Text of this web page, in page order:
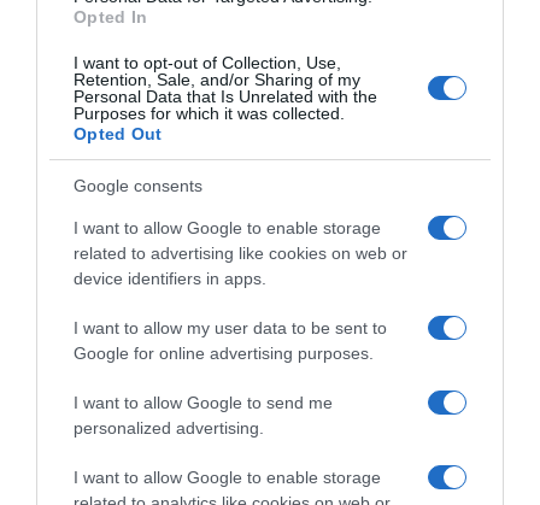
Opted In
I want to opt-out of Collection, Use,
Retention, Sale, and/or Sharing of my
Personal Data that Is Unrelated with the
Purposes for which it was collected.
Opted Out
Google consents
I want to allow Google to enable storage
related to advertising like cookies on web or
device identifiers in apps.
I want to allow my user data to be sent to
Google for online advertising purposes.
I want to allow Google to send me
personalized advertising.
I want to allow Google to enable storage
Volite dobar izazov, naročito kada djeluje kao onaj koji će vam
donijeti nešto zaista sjajno. Već neko vrijeme želite da se dogodi
nešto magično, a tokom direktnog kretanja Urana izgleda da se
to konačno pokreće.
odmah preduzimate akciju. Uran je vaša vladajuća planeta, a
njegova transformativna energija tu je da vas podrži i učini da se
osjećate sigurnije u vezi sa svojim sljedećim korakom. Zato samo
naprijed.